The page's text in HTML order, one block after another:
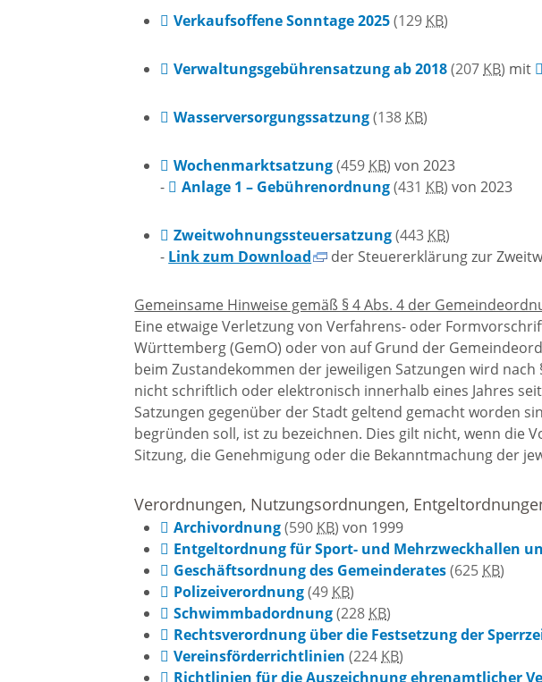
Kirchengemeinden
Verkaufsoffene Sonntage 2025(129 KB)
Verwaltungsgebührensatzung ab 2018(207 KB) mit
Wasserversorgungssatzung(138 KB)
Wochenmarktsatzung(459 KB) von 2023
-
Anlage 1 – Gebührenordnung(431 KB) von 2023
Zweitwohnungssteuersatzung(443 KB)
- Link zum Download der Steuererklärung zur
Gemeinsame Hinweise gemäß § 4 Abs. 4 der
Eine etwaige Verletzung von Verfahrens- oder
Württemberg (GemO) oder von auf Grund der
beim Zustandekommen der jeweiligen Satzungen wird nach
nicht schriftlich oder elektronisch innerhalb eines Jahres
Satzungen gegenüber der Stadt geltend gemacht worden
begründen soll, ist zu bezeichnen. Dies gilt nicht, wenn die
Sitzung, die Genehmigung oder die Bekanntma­chung der
Verordnungen, Nutzungsordnungen,
Archivordnung(590 KB) von 1999
Entgeltordnung für Sport- und Mehrzweckhallen
Geschäftsordnung des Gemeinderates(625 KB)
Polizeiverordnung(49 KB)
Schwimmbadordnung(228 KB)
Rechtsverordnung über die Festsetzung der
Vereinsförderrichtlinien (224 KB)
Richtlinien für die Auszeichnung ehrenamtlicher